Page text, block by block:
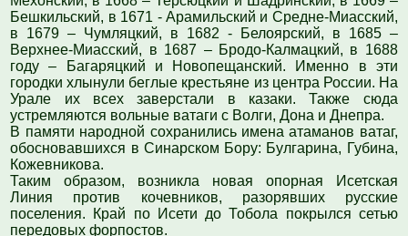
Бешкильский, в 1671 - Арамильский и Средне-Миасский,
в 1679 – Чумляцкий, в 1682 - Белоярский, в 1685 –
Верхнее-Миасский, в 1687 – Бродо-Калмацкий, в 1688
году – Багаряцкий и Новопещанский. Именно в эти
городки хлынули беглые крестьяне из центра России. На
Урале их всех заверстали в казаки. Также сюда
устремляются вольные ватаги с Волги, Дона и Днепра.
В памяти народной сохранились имена атаманов ватаг,
обосновавшихся в Синарском Бору: Булгарина, Губина,
Кожевникова.
Таким образом, возникла новая опорная Исетская
Линия против кочевников, разорявших русские
поселения. Край по Исети до Тобола покрылся сетью
передовых форпостов.